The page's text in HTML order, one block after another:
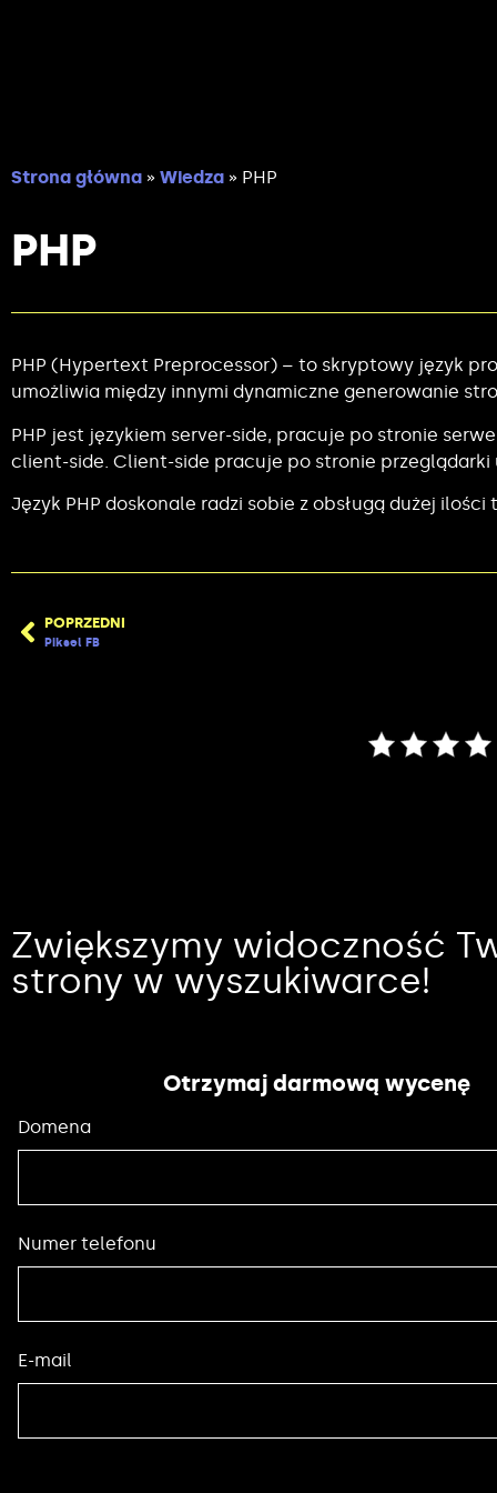
Strona główna » Wiedza » PHP
PHP
PHP (Hypertext Preprocessor) – to skryptowy język
umożliwia między innymi dynamiczne generowanie
PHP jest językiem server-side, pracuje po stronie
client-side. Client-side pracuje po stronie przeglądarki
Język PHP doskonale radzi sobie z obsługą dużej
POPRZEDNI
Piksel FB
Zwiększymy widoczność
strony w wyszukiwarce!
Otrzymaj darmową wycenę
Domena
Numer telefonu
E-mail